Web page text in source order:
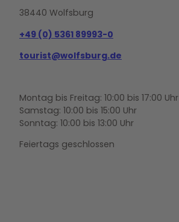
38440 Wolfsburg
+49 (0) 5361 89993-0
tourist@wolfsburg.de
Montag bis Freitag: 10:00 bis 17:00 Uhr
Samstag: 10:00 bis 15:00 Uhr
Sonntag: 10:00 bis 13:00 Uhr
Feiertags geschlossen